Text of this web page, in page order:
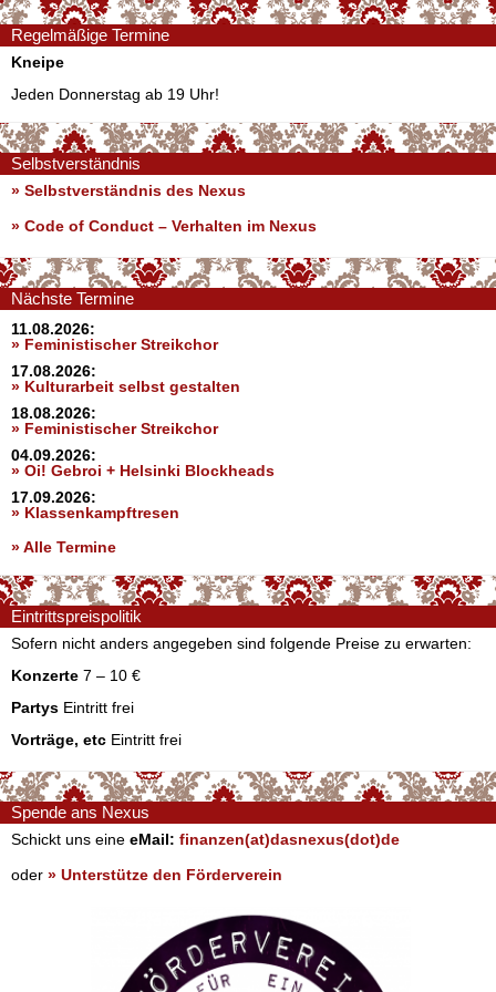
Regelmäßige Termine
Kneipe
Jeden Donnerstag ab 19 Uhr!
Selbstverständnis
» Selbstverständnis des Nexus
» Code of Conduct – Verhalten im Nexus
Nächste Termine
11.08.2026:
» Feministischer Streikchor
17.08.2026:
» Kulturarbeit selbst gestalten
18.08.2026:
» Feministischer Streikchor
04.09.2026:
» Oi! Gebroi + Helsinki Blockheads
17.09.2026:
» Klassenkampftresen
» Alle Termine
Eintrittspreispolitik
Sofern nicht anders angegeben sind folgende Preise zu erwarten:
Konzerte 7 – 10 €
Partys Eintritt frei
Vorträge, etc Eintritt frei
Spende ans Nexus
Schickt uns eine eMail: finanzen(at)dasnexus(dot)de
oder » Unterstütze den Förderverein